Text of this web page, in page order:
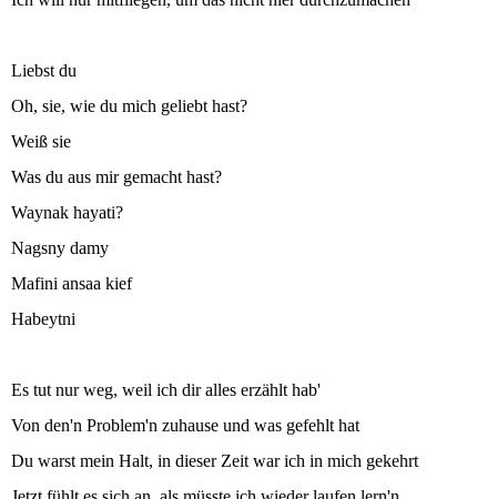
Liebst du
Oh, sie, wie du mich geliebt hast?
Weiß sie
Was du aus mir gemacht hast?
Waynak hayati?
Nagsny damy
Mafini ansaa kief
Habeytni
Es tut nur weg, weil ich dir alles erzählt hab'
Von den'n Problem'n zuhause und was gefehlt hat
Du warst mein Halt, in dieser Zeit war ich in mich gekehrt